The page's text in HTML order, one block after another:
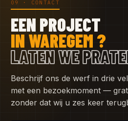
09 · CONTACT
EEN PROJECT
IN WAREGEM ?
LATEN WE
Beschrijf ons de werf in drie
met een bezoekmoment —
zonder dat wij u zes keer